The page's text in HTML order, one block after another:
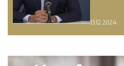
13.12.2024.